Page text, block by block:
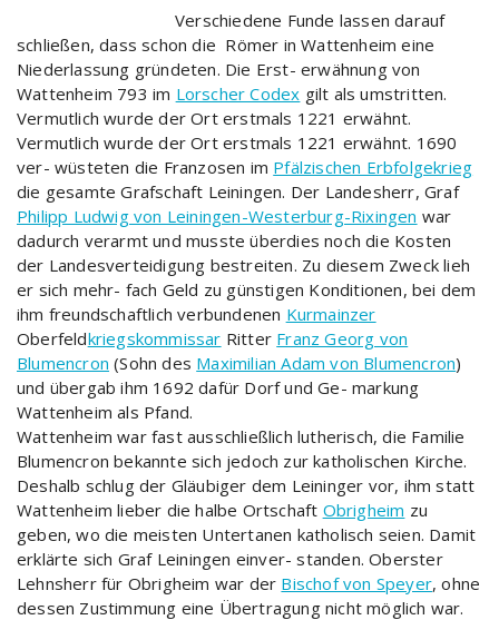
Verschiedene Funde lassen darauf
schließen, dass schon die Römer in Wattenheim eine
Niederlassung gründeten. Die Erst- erwähnung von
Wattenheim 793 im Lorscher Codex gilt als umstritten.
Vermutlich wurde der Ort erstmals 1221 erwähnt.
Vermutlich wurde der Ort erstmals 1221 erwähnt. 1690
ver- wüsteten die Franzosen im Pfälzischen Erbfolgekrieg
die gesamte Grafschaft Leiningen. Der Landesherr, Graf
Philipp Ludwig von Leiningen-Westerburg-Rixingen war
dadurch verarmt und musste überdies noch die Kosten
der Landesverteidigung bestreiten. Zu diesem Zweck lieh
er sich mehr- fach Geld zu günstigen Konditionen, bei dem
ihm freundschaftlich verbundenen Kurmainzer
Oberfeldkriegskommissar Ritter Franz Georg von
Blumencron (Sohn des Maximilian Adam von Blumencron)
und übergab ihm 1692 dafür Dorf und Ge- markung
Wattenheim als Pfand.
Wattenheim war fast ausschließlich lutherisch, die Familie
Blumencron bekannte sich jedoch zur katholischen Kirche.
Deshalb schlug der Gläubiger dem Leininger vor, ihm statt
Wattenheim lieber die halbe Ortschaft Obrigheim zu
geben, wo die meisten Untertanen katholisch seien. Damit
erklärte sich Graf Leiningen einver- standen. Oberster
Lehnsherr für Obrigheim war der Bischof von Speyer, ohne
dessen Zustimmung eine Übertragung nicht möglich war.